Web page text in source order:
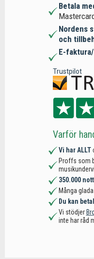
Betala
Nordens
och
E-
Trustpilot
Varför
Vi har ALLT
Proffs som
350.000
Många
Du kan
Vi stödjer
inte har råd